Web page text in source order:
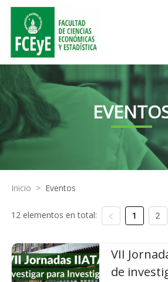
Inicio > Eventos
12 elementos en total: 1 2
VII
de